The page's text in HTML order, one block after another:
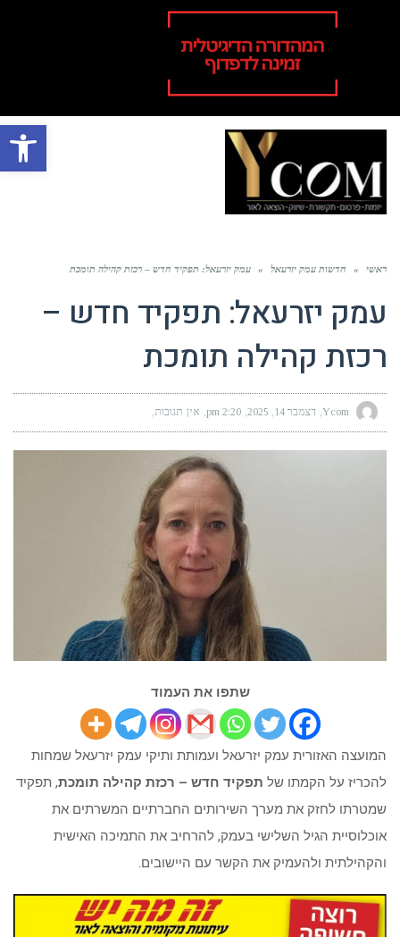
פתח
ראשי » חדשות עמק יזרעאל » עמק יזרעאל: תפקיד חדש – רכזת קהילה תומכת
עמק יזרעאל: תפקיד חדש –
רכזת קהילה תומכת
Ycom דצמבר 14, 2025 2:20 pm אין תגובות
שתפו את העמוד
המועצה האזורית עמק יזרעאל ועמותת ותיקי עמק יזרעאל שמחות
להכריז על הקמתו של תפקיד חדש – רכזת קהילה תומכת, תפקיד
שמטרתו לחזק את מערך השירותים החברתיים המשרתים את
אוכלוסיית הגיל השלישי בעמק, להרחיב את התמיכה האישית
והקהילתית ולהעמיק את הקשר עם היישובים.